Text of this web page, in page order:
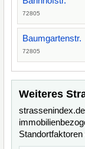
72805
Baumgartenstr.
72805
Weiteres
Standortfaktoren